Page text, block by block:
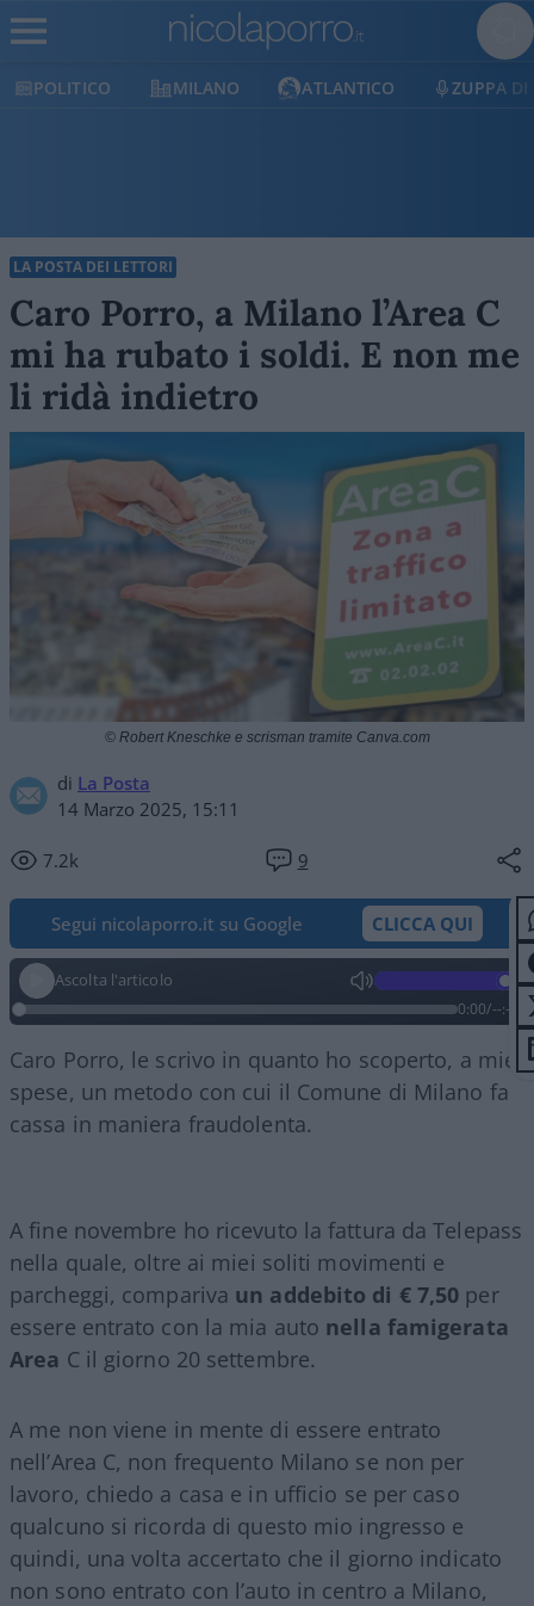
MILANO ATLANTICO ZUPPA DI PORRO
LA POSTA DEI LETTORI
Caro Porro, a Milano l’Area C
mi ha rubato i soldi. E non me
li ridà indietro
di La Posta
14 Marzo 2025, 15:11
7.2k 9
© Robert Kneschke e scrisman tramite Canva.com
Segui nicolaporro.it su Google CLICCA QUI
Ascolta l'articolo
0:00/--:--
Caro Porro, le scrivo in quanto ho scoperto, a mie
spese, un metodo con cui il Comune di Milano fa
cassa in maniera fraudolenta.
A fine novembre ho ricevuto la fattura da Telepass
nella quale, oltre ai miei soliti movimenti e
parcheggi, compariva un addebito di € 7,50 per
essere entrato con la mia auto nella famigerata
Area C il giorno 20 settembre.
A me non viene in mente di essere entrato
nell’Area C, non frequento Milano se non per
lavoro, chiedo a casa e in ufficio se per caso
qualcuno si ricorda di questo mio ingresso e
quindi, una volta accertato che il giorno indicato
non sono entrato con l’auto in centro a Milano,